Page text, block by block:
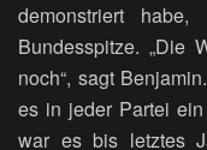
demonstriert
Bundesspitze. „Die
noch“, sagt
es in jeder Partei
war es bis letztes